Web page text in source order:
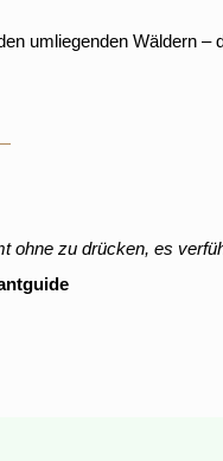
umliegenden Wäldern –
ohne zu drücken, es